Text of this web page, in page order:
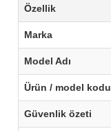
Özellik
Marka
Model Adı
Ürün / model kodu
Güvenlik özeti